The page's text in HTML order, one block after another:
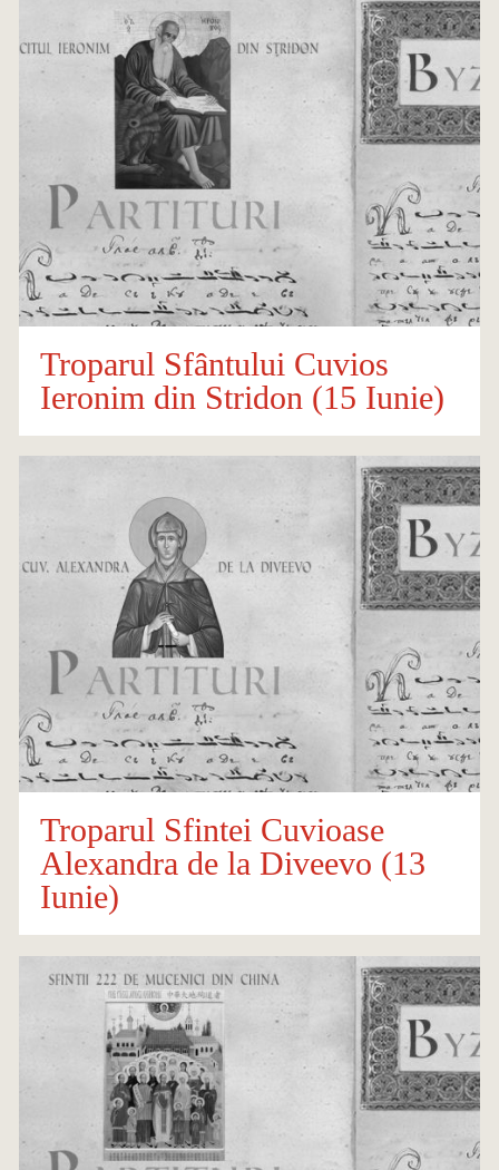
Troparul Sfântului Cuvios
Ieronim din Stridon (15 Iunie)
Troparul Sfintei Cuvioase
Alexandra de la Diveevo (13
Iunie)